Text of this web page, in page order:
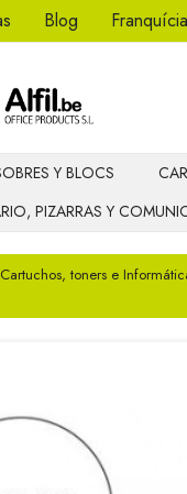
Blog
Y BLOCS
PIZARRAS Y
Cartuchos, toners e